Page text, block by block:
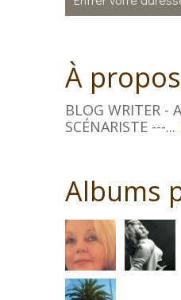
À propos
BLOG WRITER -
SCÉNARISTE ---...
Albums